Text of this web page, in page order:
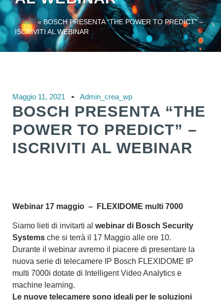
HOME»BOSCH PRESENTA “THE POWER TO PREDICT” –
ISCRIVITI AL WEBINAR
Maggio 11, 2021 Admin_crea_wp
BOSCH PRESENTA “THE
POWER TO PREDICT” –
ISCRIVITI AL WEBINAR
Webinar 17 maggio – FLEXIDOME multi 7000
Siamo lieti di invitarti al webinar di Bosch Security
Systems che si terrà il 17 Maggio alle ore 10.
Durante il webinar avremo il piacere di presentare la
nuova serie di telecamere IP Bosch FLEXIDOME IP
multi 7000i dotate di Intelligent Video Analytics e
machine learning.
Le nuove telecamere sono ideali per le soluzioni